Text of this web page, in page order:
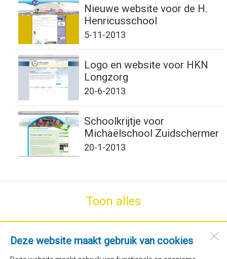
Deze website maakt gebruik van cookies
Nieuwe website voor de H.
Henricusschool
5-11-2013
Logo en website voor HKN
Longzorg
20-6-2013
Schoolkrijtje voor
Michaëlschool Zuidschermer
20-1-2013
Toon alles
SdH Vormgeving
Stroet 76